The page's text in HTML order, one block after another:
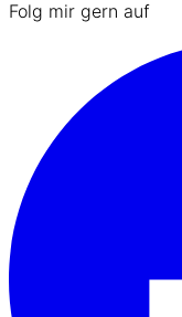
Folg mir gern auf